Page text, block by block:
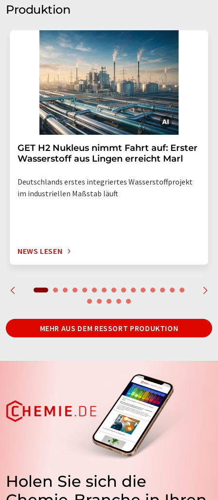
Produktion
GET H2 Nukleus nimmt Fahrt auf: Erster
Wasserstoff aus Lingen erreicht Marl
Deutschlands erstes integriertes Wasserstoffprojekt
im industriellen Maßstab läuft
NEWS LESEN
MEHR AUS DEM RESSORT PRODUKTION
Holen Sie sich die